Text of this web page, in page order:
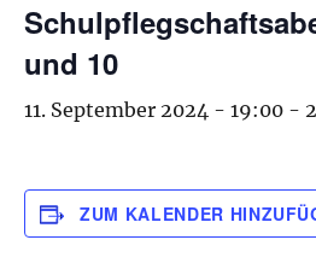
und 10
11. September 2024 - 19:00 -
ZUM KALENDER